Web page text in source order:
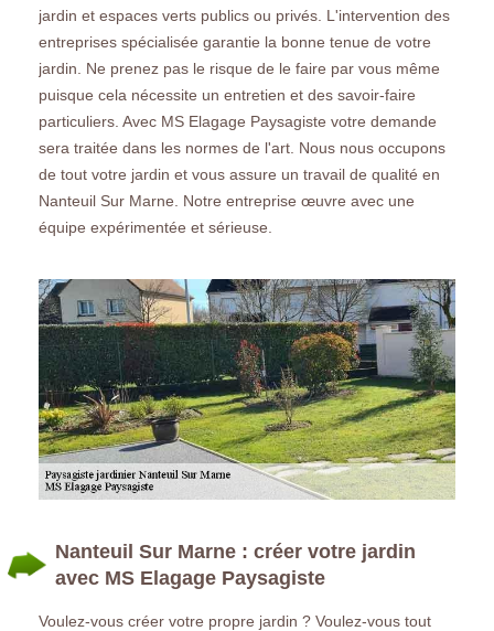
jardin et espaces verts publics ou privés. L'intervention des
entreprises spécialisée garantie la bonne tenue de votre
jardin. Ne prenez pas le risque de le faire par vous même
puisque cela nécessite un entretien et des savoir-faire
particuliers. Avec MS Elagage Paysagiste votre demande
sera traitée dans les normes de l'art. Nous nous occupons
de tout votre jardin et vous assure un travail de qualité en
Nanteuil Sur Marne. Notre entreprise œuvre avec une
équipe expérimentée et sérieuse.
Nanteuil Sur Marne : créer votre jardin
avec MS Elagage Paysagiste
Voulez-vous créer votre propre jardin ? Voulez-vous tout